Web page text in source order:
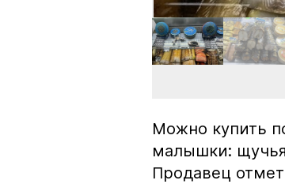
Можно купить
малышки:
Продавец